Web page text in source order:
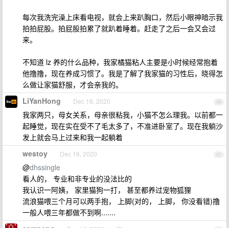
每次我洗完澡上床看电视，就会上来趴胸口，然后小眼神暗示我
拍拍屁股。拍屁股拍累了就趴着睡着。赶走了之后一会又会过
来。
不知道 lz 养的什么品种，我家橘猫粘人主要是小时候经常抱着
他撸撸，现在养成习惯了。我是了解了我家猫的习性后，晓得怎
么做让家猫舒服，才会亲我的。
46
LiYanHong Dec 16, 2020
我家两只，母女关系，母亲很粘我，小猫不怎么理我。以前都一
起睡觉，现在实在受不了毛太多了，不准进卧室了。现在我躺沙
发上就会马上过来和我一起躺着
47
westoy Dec 16, 2020
@dhssingle
看人的， 专业和非专业的没法比的
我认识一阿姨， 家里猫狗一打， 甚至都养过宠物狐狸
流浪猫喂三个月可以两手抱， 上脚(对的， 上脚， 你没看错)撸
一般人喂三年都做不到啊.......